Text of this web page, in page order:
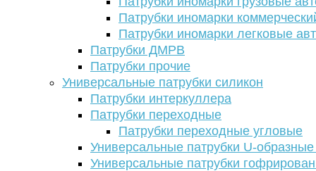
Патрубки иномарки
Патрубки иномарки легковые
Патрубки ДМРВ
Патрубки прочие
Универсальные патрубки силикон
Патрубки интеркуллера
Патрубки переходные
Патрубки переходные угловые
Универсальные патрубки U-
Универсальные патрубки